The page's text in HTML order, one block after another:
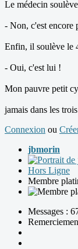
Le médecin
- Non, c'est encore
Enfin, il soulève le
- Oui, c'est lui !
Mon pauvre petit
jamais dans les
Connexion ou
jbmorin
Hors Ligne
Membre
Messages :